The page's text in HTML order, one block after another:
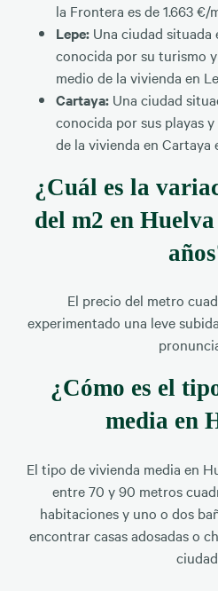
la Frontera es de 1.663 €/
Lepe:Una ciudad situada
conocida por su turismo
medio de la vivienda en
Cartaya:Una ciudad
conocida por sus playas
de la vivienda en Cartaya
¿Cuál es la
del m2 en
El precio del metro
experimentado una leve
¿Cómo es el
media en
El tipo de vivienda media en
entre 70 y 90 metros
habitaciones y uno o dos
encontrar casas adosadas o